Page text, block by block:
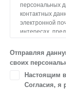
персональных
контактных
электронной
интересах,
устройства и
уникального
контактов.
Отправляя
своих
Настоящим
Согласия, я